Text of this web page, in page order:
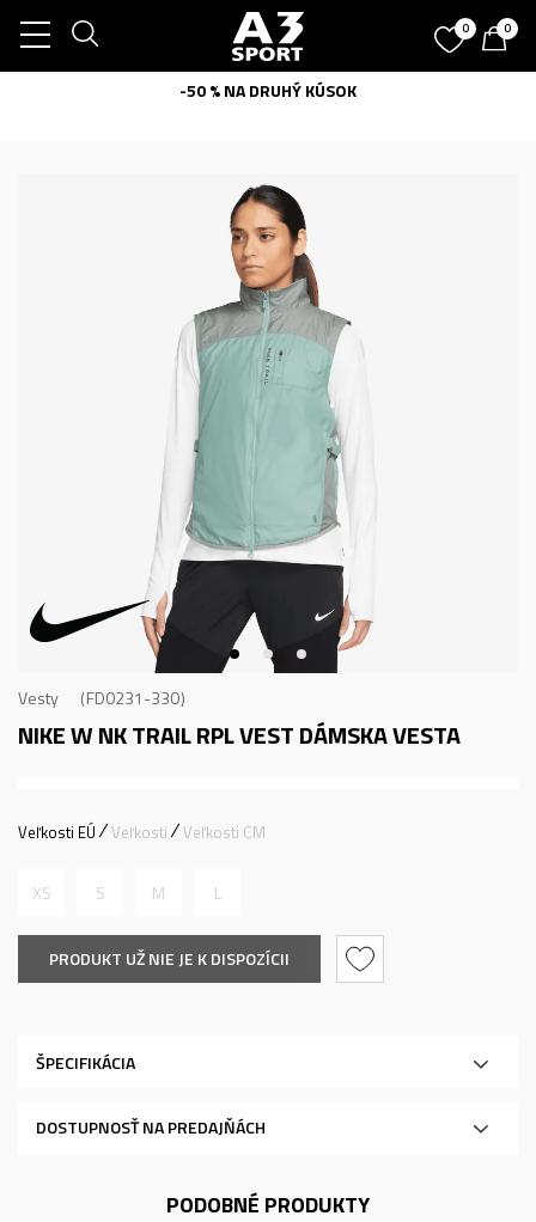
0 0
-50 % NA DRUHÝ KÚSOK
Vesty FD0231-330
NIKE W NK TRAIL RPL VESTDÁMSKA VESTA
Veľkosti EÚ Veľkosti Veľkosti CM
XS S M L
PRODUKT UŽ NIE JE K DISPOZÍCII
ŠPECIFIKÁCIA
DOSTUPNOSŤ NA PREDAJŇÁCH
PODOBNÉ PRODUKTY